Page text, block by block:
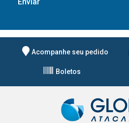
Acompanhe seu pedido
Boletos